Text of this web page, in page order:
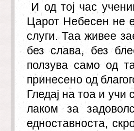
И од тој час
Царот Небесен не
слуги. Таа живее
без слава, без
ползува само од
принесено од
Гледај на тоа и учи
лаком за
едноставноста,